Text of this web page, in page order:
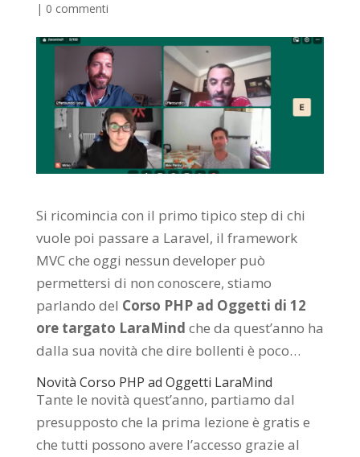
| 0 commenti
Si ricomincia con il primo tipico step di chi
vuole poi passare a Laravel, il framework
MVC che oggi nessun developer può
permettersi di non conoscere, stiamo
parlando del Corso PHP ad Oggetti di 12
ore targato LaraMind che da quest’anno ha
dalla sua novità che dire bollenti è poco…
Novità Corso PHP ad Oggetti LaraMind
Tante le novità quest’anno, partiamo dal
presupposto che la prima lezione è gratis e
che tutti possono avere l’accesso grazie al